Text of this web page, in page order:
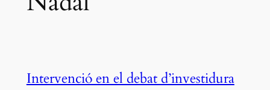
Intervenció en el debat d’investidura